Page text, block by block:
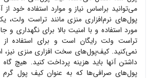
می‌توانید براساس نیاز و موارد استفاده خود از
پول‌های نرم‌افزاری منزیمانند تراست ولت،
مورد استفاده و با امنیت بالا برای نگهداری و
تراست ولت رایگان است و برای استفاده
نمی‌کنید. کیف‌پول‌های سخت افزاریمنزی
داشتن آنها باید هزینه پرداخت کنید. هیچ گاه
پول‌های صرافی‌ها که به عنوان کیف پول گرم